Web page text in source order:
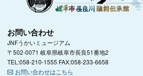
お問い合わせ
JNFうかいミュージアム
〒502-0071 岐阜県岐阜市長良51番地2
TEL:058-210-1555 FAX:058-233-6658
お問い合わせはこちら